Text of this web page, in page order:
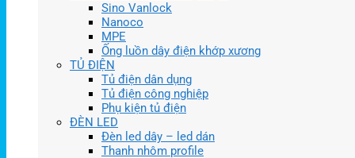
Sino Vanlock
Nanoco
MPE
Ống luồn dây điện khớp xương
TỦ ĐIỆN
Tủ điện dân dụng
Tủ điện công nghiệp
Phụ kiện tủ điện
ĐÈN LED
Đèn led dây – led dán
Thanh nhôm profile